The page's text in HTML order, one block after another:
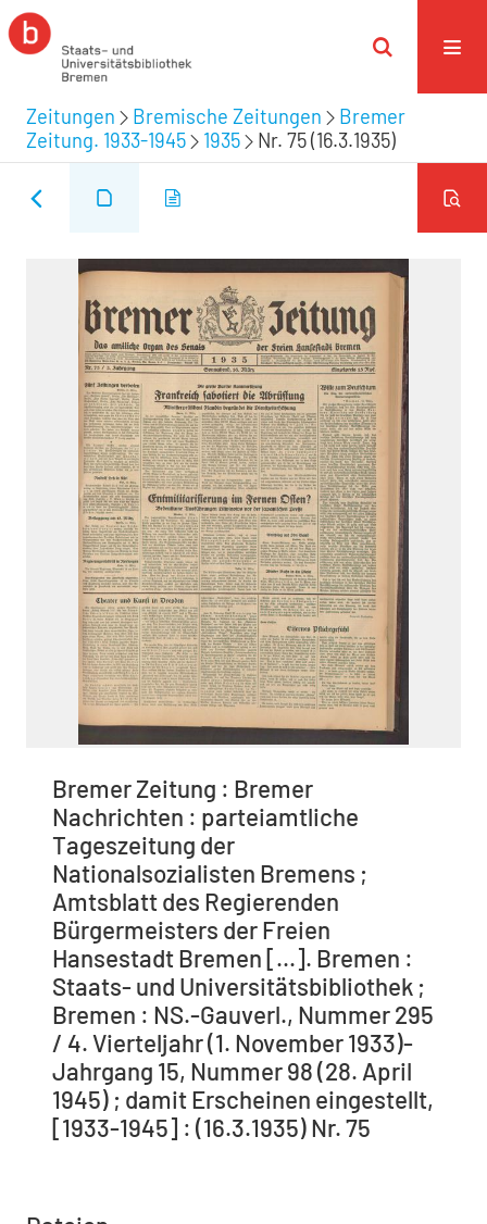
Zeitungen Bremische Zeitungen
Bremer
Zeitung. 1933-1945
1935 Nr. 75 (16.3.1935)
Bremer Zeitung : Bremer
Nachrichten : parteiamtliche
Tageszeitung der
Nationalsozialisten Bremens ;
Amtsblatt des Regierenden
Bürgermeisters der Freien
Hansestadt Bremen [...]. Bremen :
Staats- und Universitätsbibliothek ;
Bremen : NS.-Gauverl., Nummer 295
/ 4. Vierteljahr (1. November 1933)-
Jahrgang 15, Nummer 98 (28. April
1945) ; damit Erscheinen eingestellt,
[1933-1945] : (16.3.1935) Nr. 75